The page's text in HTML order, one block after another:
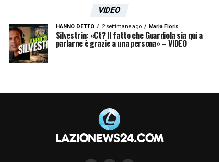
VIDEO
HANNO DETTO 2 settimane ago Maria Floris
Silvestrin: «Ct? Il fatto che Guardiola sia qui a
parlarne è grazie a una persona» – VIDEO